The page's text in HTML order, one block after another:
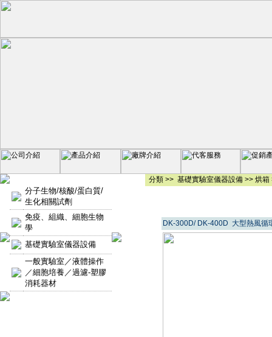
分子生物/核酸/蛋白質/
生化相關試劑
免疫、組織、細胞生物
學
基礎實驗室儀器設備
一般實驗室／液體操作
／細胞培養／過濾-塑膠
消耗器材
分類 >> 基礎實驗室儀器設備>> 烘箱
DK-300D/ DK-400D 大型熱風循